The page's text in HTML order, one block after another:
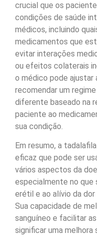
crucial que os
condições de saúde
médicos, incluindo
medicamentos que
evitar interações
ou efeitos colaterais
o médico pode ajustar
recomendar um
diferente baseado na
paciente ao
sua condição.
Em resumo, a
eficaz que pode ser
vários aspectos da
especialmente no que
erétil e ao alívio da
Sua capacidade de
sanguíneo e facilitar
significar uma melhora